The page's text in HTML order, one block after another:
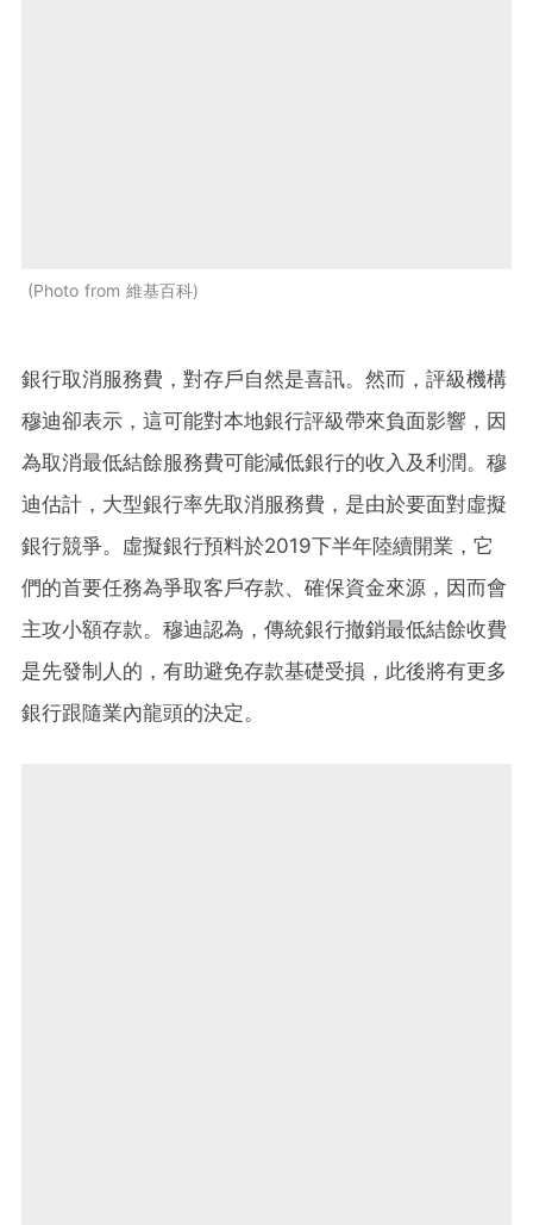
Photo from 維基百科
銀行取消服務費，對存戶自然是喜訊。然而，評級機構
穆迪卻表示，這可能對本地銀行評級帶來負面影響，因
為取消最低結餘服務費可能減低銀行的收入及利潤。穆
迪估計，大型銀行率先取消服務費，是由於要面對虛擬
銀行競爭。虛擬銀行預料於2019下半年陸續開業，它
們的首要任務為爭取客戶存款、確保資金來源，因而會
主攻小額存款。穆迪認為，傳統銀行撤銷最低結餘收費
是先發制人的，有助避免存款基礎受損，此後將有更多
銀行跟隨業內龍頭的決定。